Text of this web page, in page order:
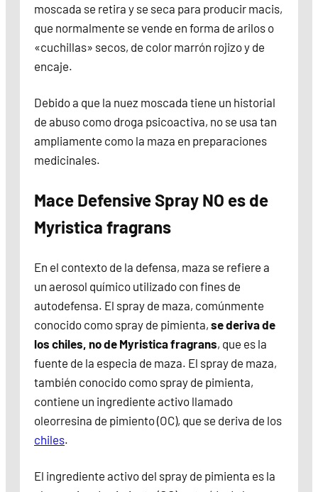
moscada se retira y se seca para producir macis,
que normalmente se vende en forma de arilos o
«cuchillas» secos, de color marrón rojizo y de
encaje.
Debido a que la nuez moscada tiene un historial
de abuso como droga psicoactiva, no se usa tan
ampliamente como la maza en preparaciones
medicinales.
Mace Defensive Spray NO es de
Myristica fragrans
En el contexto de la defensa, maza se refiere a
un aerosol químico utilizado con fines de
autodefensa. El spray de maza, comúnmente
conocido como spray de pimienta, se deriva de
los chiles, no de Myristica fragrans, que es la
fuente de la especia de maza. El spray de maza,
también conocido como spray de pimienta,
contiene un ingrediente activo llamado
oleorresina de pimiento (OC), que se deriva de los
chiles.
El ingrediente activo del spray de pimienta es la